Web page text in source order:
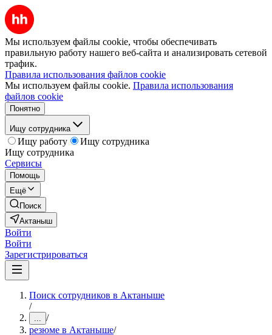
Мы используем файлы cookie, чтобы обеспечивать
правильную работу нашего веб-сайта и анализировать сетевой
трафик.
Правила использования файлов cookie
Мы используем файлы cookie. Правила использования
файлов cookie
Понятно
Ищу сотрудника
Ищу работу
Ищу сотрудника
Ищу сотрудника
Сервисы
Помощь
Ещё
Поиск
Актаныш
Войти
Войти
Зарегистрироваться
Поиск сотрудников в Актаныше
/
... /
резюме в Актаныше/